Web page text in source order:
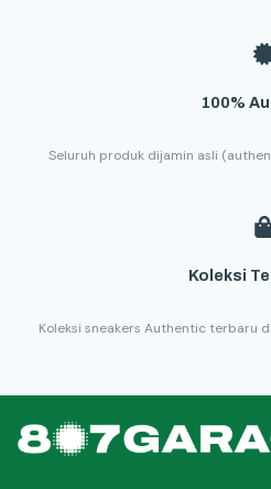
100%
Seluruh produk dijamin asli
Koleksi
Koleksi sneakers Authentic terbaru